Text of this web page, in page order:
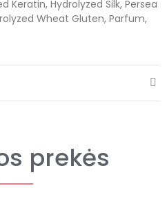
Keratin, Hydrolyzed Silk, Persea
Wheat Gluten, Parfum,
prekės